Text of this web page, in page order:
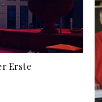
Erste